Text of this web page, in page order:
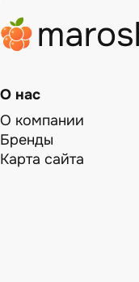
О нас
О компании
Бренды
Карта сайта